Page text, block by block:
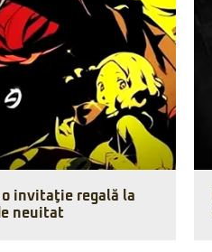
o invitaţie regală la
neuitat